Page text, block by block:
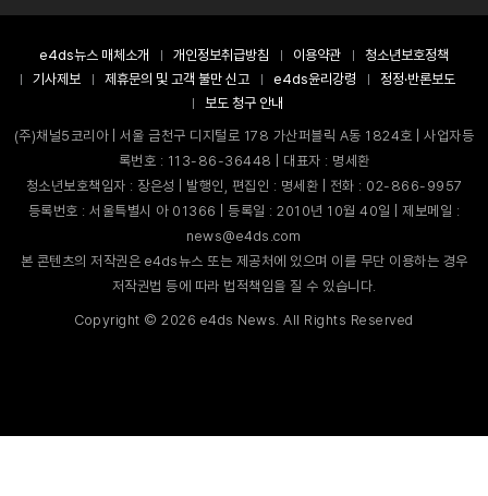
e4ds뉴스 매체소개 개인정보취급방침 이용약관
청소년보호정책
기사제보
제휴문의 및 고객 불만 신고 e4ds윤리강령
정정·반론보도
보도 청구 안내
(주)채널5코리아 | 서울 금천구 디지털로 178 가산퍼블릭 A동 1824호 | 사업자등
록번호 : 113-86-36448 | 대표자 : 명세환
청소년보호책임자 : 장은성 | 발행인, 편집인 : 명세환 | 전화 : 02-866-9957
등록번호 : 서울특별시 아 01366 | 등록일 : 2010년 10월 40일 | 제보메일 :
news@e4ds.com
본 콘텐츠의 저작권은 e4ds뉴스 또는 제공처에 있으며 이를 무단 이용하는 경우
저작권법 등에 따라 법적책임을 질 수 있습니다.
Copyright ©2026 e4ds News. All Rights Reserved